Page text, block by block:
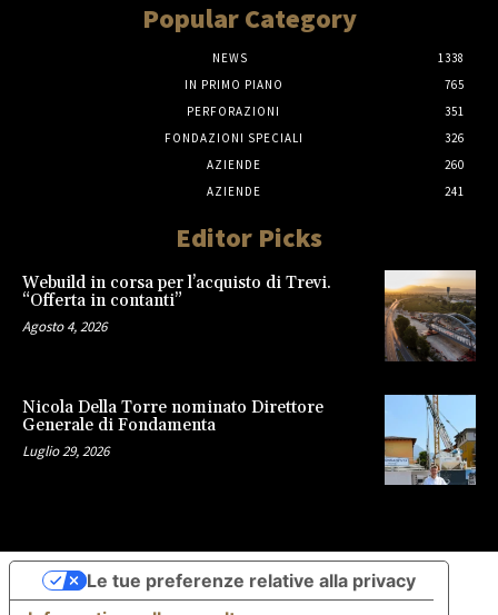
Popular Category
NEWS
1338
IN PRIMO PIANO
765
PERFORAZIONI
351
FONDAZIONI SPECIALI
326
AZIENDE
260
AZIENDE
241
Editor Picks
Webuild in corsa per l’acquisto di Trevi.
“Offerta in contanti”
Agosto 4, 2026
Nicola Della Torre nominato Direttore
Generale di Fondamenta
Luglio 29, 2026
Le tue preferenze relative alla privacy